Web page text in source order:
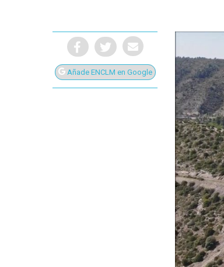
Presiona Intro para buscar o ESC
Añade ENCLM en Google